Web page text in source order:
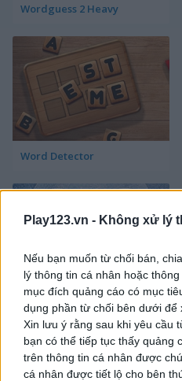
Play123.vn - Không xử lý
Nếu bạn muốn từ chối bán,
lý thông tin cá nhân hoặc
mục đích quảng cáo có mục
dụng phần từ chối bên dưới để
Xin lưu ý rằng sau khi yêu cầu
bạn có thể tiếp tục thấy quảng
trên thông tin cá nhân được
cá nhân được tiết lộ cho bên
Wordguess 2 Heavy
Word Detector
Words of Wonders - WOW